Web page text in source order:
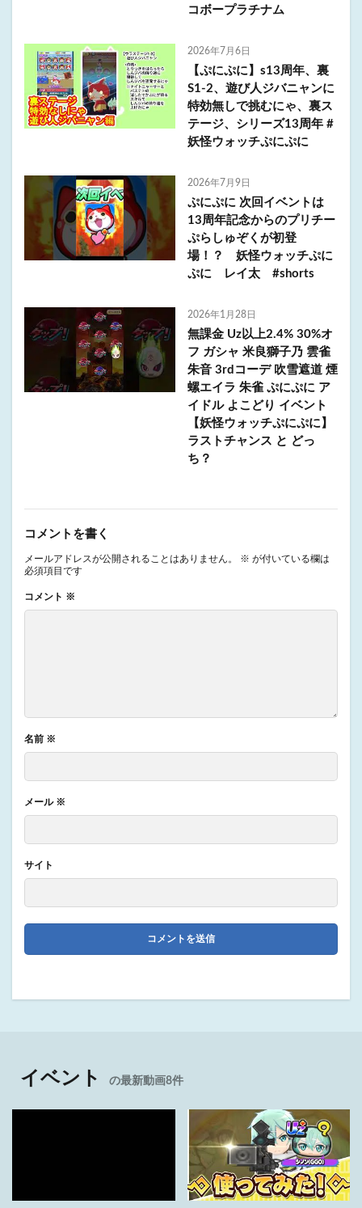
コボープラチナム
2026年7月6日
【ぷにぷに】s13周年、裏
S1-2、遊び人ジバニャンに
特効無しで挑むにゃ、裏ス
テージ、シリーズ13周年 #
妖怪ウォッチぷにぷに
2026年7月9日
ぷにぷに 次回イベントは
13周年記念からのプリチー
ぷらしゅぞくが初登
場！？ 妖怪ウォッチぷに
ぷに レイ太 #shorts
2026年1月28日
無課金 Uz以上2.4% 30%オ
フ ガシャ 米良獅子乃 雲雀
朱音 3rdコーデ 吹雪遮道 煙
螺エイラ 朱雀 ぷにぷに ア
イドル よこどり イベント
【妖怪ウォッチぷにぷに】
ラストチャンス と どっ
ち？
コメントを書く
メールアドレスが公開されることはありません。 ※ が付いている欄は
必須項目です
コメント ※
名前 ※
メール ※
サイト
イベント の最新動画8件